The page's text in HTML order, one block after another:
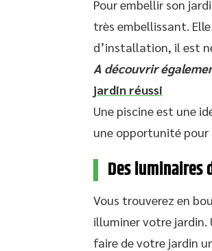
Pour embellir son
très embellissant.
d’installation, il est
A découvrir
jardin réussi
Une piscine est une
une opportunité pour
Des
Vous trouverez en
illuminer votre jardin.
faire de votre jardin